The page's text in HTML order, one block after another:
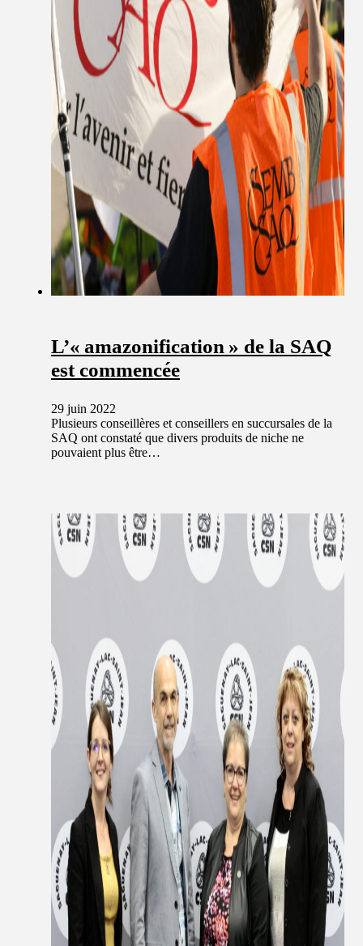
L’« amazonification » de la SAQ
est commencée
29 juin 2022
Plusieurs conseillères et conseillers en succursales de la
SAQ ont constaté que divers produits de niche ne
pouvaient plus être…